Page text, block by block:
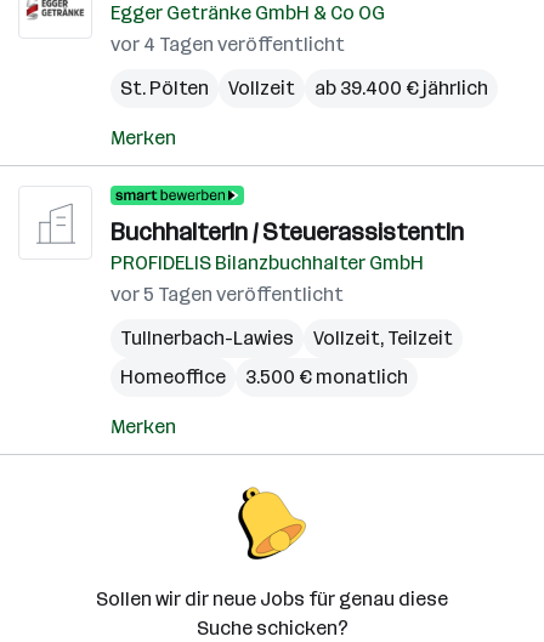
Egger Getränke GmbH & Co OG
vor 4 Tagen veröffentlicht
St. Pölten
Vollzeit ab 39.400 € jährlich
Merken
BuchhalterIn / SteuerassistentIn
PROFIDELIS Bilanzbuchhalter GmbH
vor 5 Tagen veröffentlicht
Tullnerbach-Lawies
Vollzeit, Teilzeit
Homeoffice
3.500 € monatlich
Merken
Sollen wir dir neue Jobs für genau diese
Suche schicken?